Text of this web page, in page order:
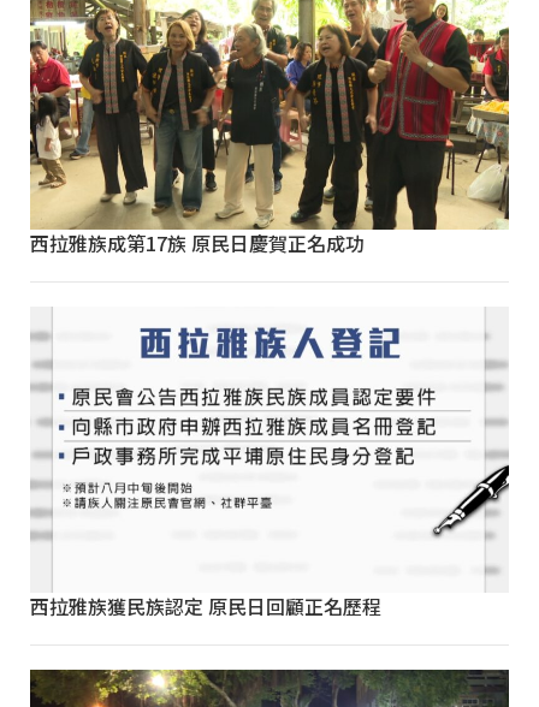
西拉雅族成第17族 原民日慶賀正名成功
西拉雅族獲民族認定 原民日回顧正名歷程